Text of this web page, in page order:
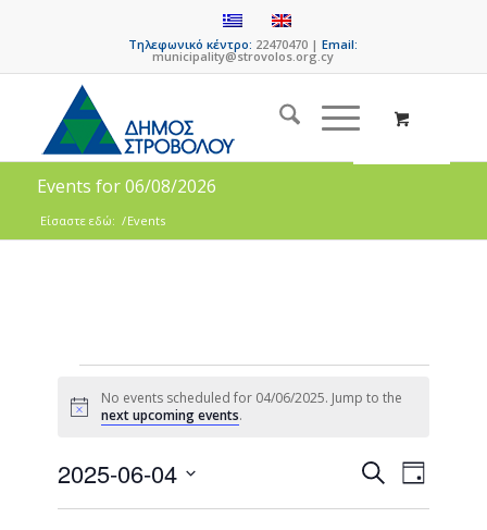
Τηλεφωνικό κέντρο: 22470470 |Email:
municipality@strovolos.org.cy
Events for 06/08/2026
Είσαστε εδώ: /Events
Notice
No events scheduled for 04/06/2025. Jump to the
next upcoming events.
Events
Search
SearchEvent
Views
Day
2025-06-04